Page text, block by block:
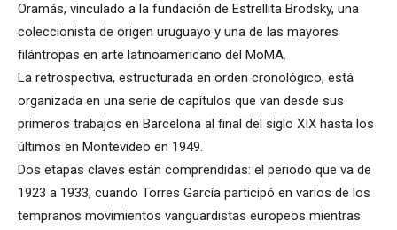
Oramás, vinculado a la fundación de Estrellita Brodsky, una
coleccionista de origen uruguayo y una de las mayores
filántropas en arte latinoamericano del MoMA.
La retrospectiva, estructurada en orden cronológico, está
organizada en una serie de capítulos que van desde sus
primeros trabajos en Barcelona al final del siglo XIX hasta los
últimos en Montevideo en 1949.
Dos etapas claves están comprendidas: el periodo que va de
1923 a 1933, cuando Torres García participó en varios de los
tempranos movimientos vanguardistas europeos mientras